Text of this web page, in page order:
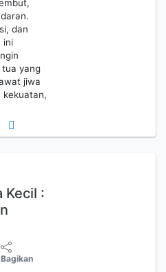
dan
ini
yang
jiwa
kekuatan,
Kecil :
Bagikan